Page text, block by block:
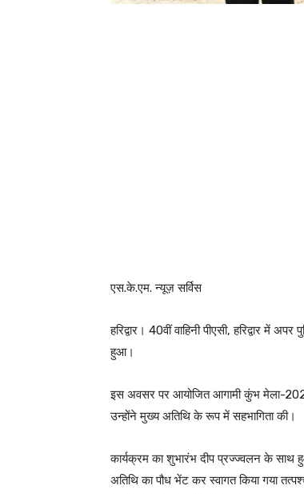
एस.के.एम. न्यूज़ सर्विस
हरिद्वार। 40वीं वाहिनी पीएसी, हरिद्वार
हुआ।
इस अवसर पर आयोजित आगामी कुंभ मेला-
उन्होंने मुख्य अतिथि के रूप में सहभागिता की।
कार्यक्रम का शुभारंभ दीप प्रज्ज्वलन के साथ
अतिथि का पौध भेंट कर स्वागत किया गया